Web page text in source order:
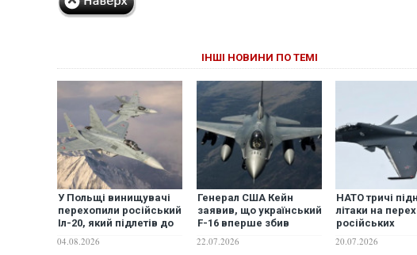
ІНШІ НОВИНИ ПО ТЕМІ
У Польщі винищувачі
перехопили російський
Іл-20, який підлетів до
04.08.2026
Генерал США Кейн
заявив, що український
F-16 вперше збив
у повітряному двобої
22.07.2026
НАТО тричі
літаки на
російських
Балтією
20.07.2026